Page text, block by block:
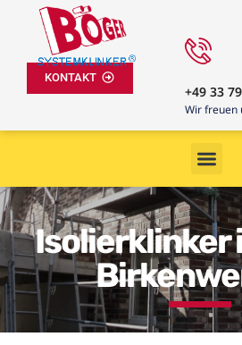
KONTAKT
+49 33
Wir freuen
Isolierklinker